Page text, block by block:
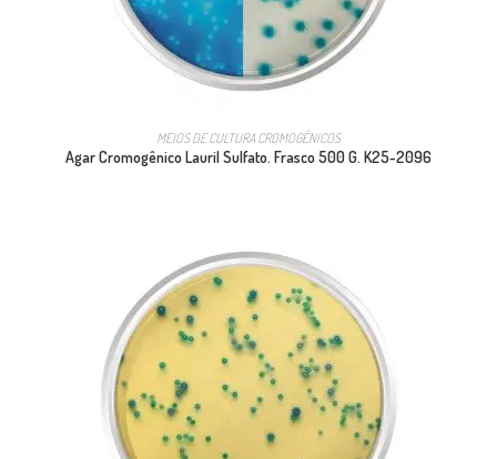
MEIOS DE CULTURA CROMOGÊNICOS
Agar Cromogênico Lauril Sulfato. Frasco 500 G. K25-2096